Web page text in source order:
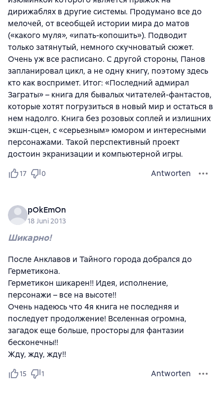
дирижаблях в другие системы. Продумано все до
мелочей, от всеобщей истории мира до матов
(«какого муля», «ипать-копошить»). Подводит
только затянутый, немного скучноватый сюжет.
Очень уж все расписано. С другой стороны, Панов
запланировал цикл, а не одну книгу, поэтому здесь
кто как воспримет. Итог: «Последний адмирал
Заграты» – книга для бывалых читателей-фантастов,
которые хотят погрузиться в новый мир и остаться в
нем надолго. Книга без розовых соплей и излишних
экшн-сцен, с «серьезным» юмором и интересными
персонажами. Такой перспективный проект
достоин экранизации и компьютерной игры.
17 0 Antworten
pOkEmOn
18 Juni 2013
Шикарно!
После Анклавов и Тайного города добрался до
Герметикона.
Герметикон шикарен!! Идея, исполнение,
персонажи – все на высоте!!
Очень надеюсь что 4я книга не последняя и
последует продолжение! Вселенная огромна,
загадок еще больше, просторы для фантазии
бесконечны!!
Жду, жду, жду!!
15 1 Antworten